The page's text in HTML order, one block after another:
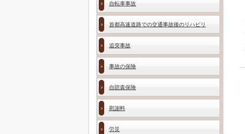
自転車事故
首都高速道路での交通事故後のリハビリ
追突事故
事故の保険
自賠責保険
慰謝料
労災